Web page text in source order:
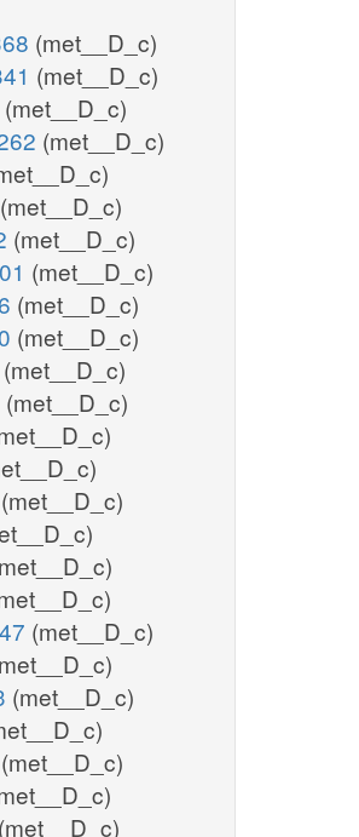
(met__D_c)
(met__D_c)
(met__D_c)
(met__D_c)
(met__D_c)
(met__D_c)
(met__D_c)
(met__D_c)
(met__D_c)
(met__D_c)
(met__D_c)
(met__D_c)
(met__D_c)
(met__D_c)
(met__D_c)
(met__D_c)